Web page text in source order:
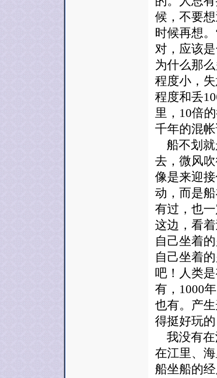
候，不要
时候再想
对，应该
为什么那
程度小，
程度和丢
里，10倍
千年的混
船不划就
去，微风
像是来迎
动，而是
有过，也
这边，看
自己坐着
自己坐着
吧！人类
有，1000
也有。产
得挺好玩
我没有在
在江里、
船坐船的